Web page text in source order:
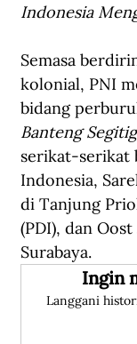
Indonesia
Semasa
kolonial, PNI
bidang
Banteng
serikat-serikat
Indonesia,
di Tanjung
(PDI), dan
Surabaya.
Ingin
Langgani